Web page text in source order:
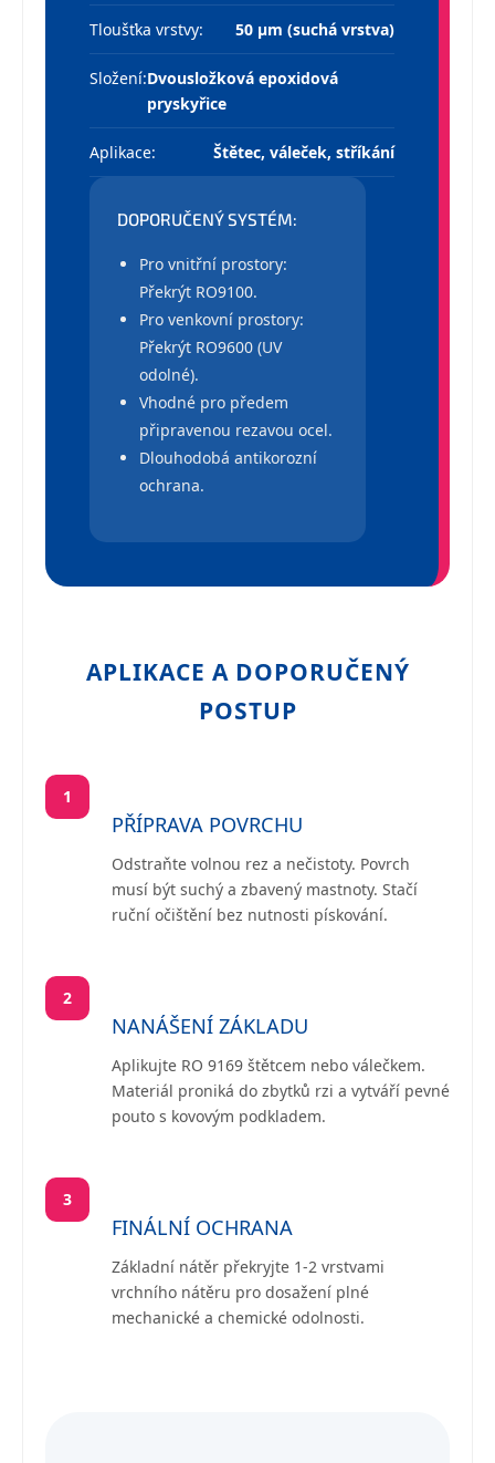
Tloušťka vrstvy: 50 µm (suchá vrstva)
Složení:Dvousložková epoxidová
pryskyřice
Aplikace: Štětec, váleček, stříkání
DOPORUČENÝ SYSTÉM:
Pro vnitřní prostory:
Překrýt RO9100.
Pro venkovní prostory:
Překrýt RO9600 (UV
odolné).
Vhodné pro předem
připravenou rezavou ocel.
Dlouhodobá antikorozní
ochrana.
APLIKACE A DOPORUČENÝ
POSTUP
1
PŘÍPRAVA POVRCHU
Odstraňte volnou rez a nečistoty. Povrch
musí být suchý a zbavený mastnoty. Stačí
ruční očištění bez nutnosti pískování.
2
NANÁŠENÍ ZÁKLADU
Aplikujte RO 9169 štětcem nebo válečkem.
Materiál proniká do zbytků rzi a vytváří pevné
pouto s kovovým podkladem.
3
FINÁLNÍ OCHRANA
Základní nátěr překryjte 1-2 vrstvami
vrchního nátěru pro dosažení plné
mechanické a chemické odolnosti.